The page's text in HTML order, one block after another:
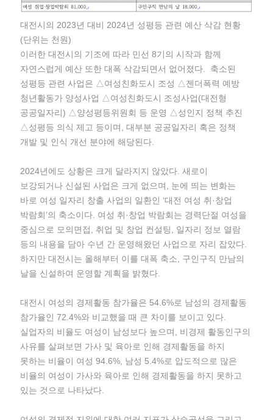
대전시의 2023년 대비 2024년 성평등 관련 예산 삭감 현황
(단위는 천원)
이러한 대전시의 기조에 따라 민선 8기의 시작과 함께
자연스럽게 예산 또한 대폭 삭감되면서 없어졌다. 축소된
성평등 관련 사업은 △여성친화도시 조성 △젠더폭력 예방
청년활동가 양성사업 △여성친화도시 조성사업(대전형
공공일자리) △양성평등위원회 등 운영 △성인지 정책 추진
△성평등 의식 제고 등이며, 대부분 공공일자리 혹은 정책
개발 및 인식 개선 분야에 해당된다.
2024년에도 상황은 크게 달라지지 않았다. 새로이
보강되거나 신설된 사업은 크게 없으며, 눈에 띄는 변화는
바로 여성 일자리 창출 사업의 일환인 ‘대전 여성 취·창업
박람회’의 축소이다. 여성 취·창업 박람회는 경력단절 여성을
중심으로 모의면접, 취업 및 창업 컨설팅, 일자리 정보 열람
등의 내용을 담아 수년 간 운영해왔던 사업으로 자리 잡았다.
하지만 대전시는 올해부터 이를 대폭 축소, 구인구직 만남의
날을 신설하여 운영할 계획을 밝혔다.
대전시 여성의 경제활동 참가율은 54.6%로 남성의 경제활동
참가율인 72.4%와 비교했을 때 큰 차이를 보이고 있다.
실업자의 비율도 여성이 남성보다 높으며, 비경제 활동인구의
사유를 살펴보면 가사 및 육아로 인해 경제활동을 하지
못하는 비율이 여성 94.6%, 남성 5.4%로 압도적으로 많은
비율의 여성이 가사와 육아로 인해 경제활동을 하지 못하고
있는 것으로 나타났다.